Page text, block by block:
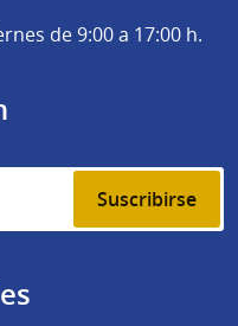
de 9:00 a 17:00 h.
Suscribirse